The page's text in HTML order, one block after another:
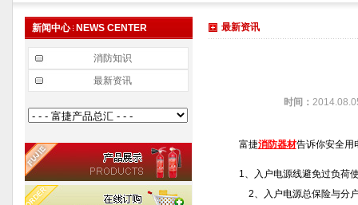
新闻中心 NEWS CENTER
消防知识
最新资讯
最新资讯
时间：
富捷消防器材告诉你安全
1、入户电源线避免过负荷
2、入户电源总保险与分户